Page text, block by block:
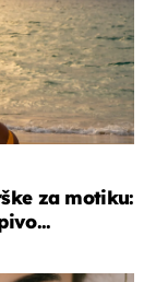
za motiku: